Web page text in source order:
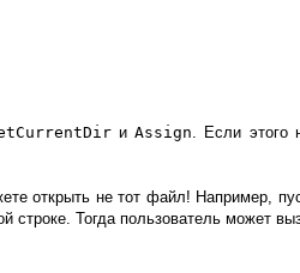
иAssign. Если этого
открыть не тот файл! Например,
Тогда пользователь может